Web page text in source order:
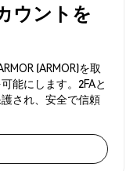
ウントを
(ARMOR)を取
能にします。2FAと
され、安全で信頼